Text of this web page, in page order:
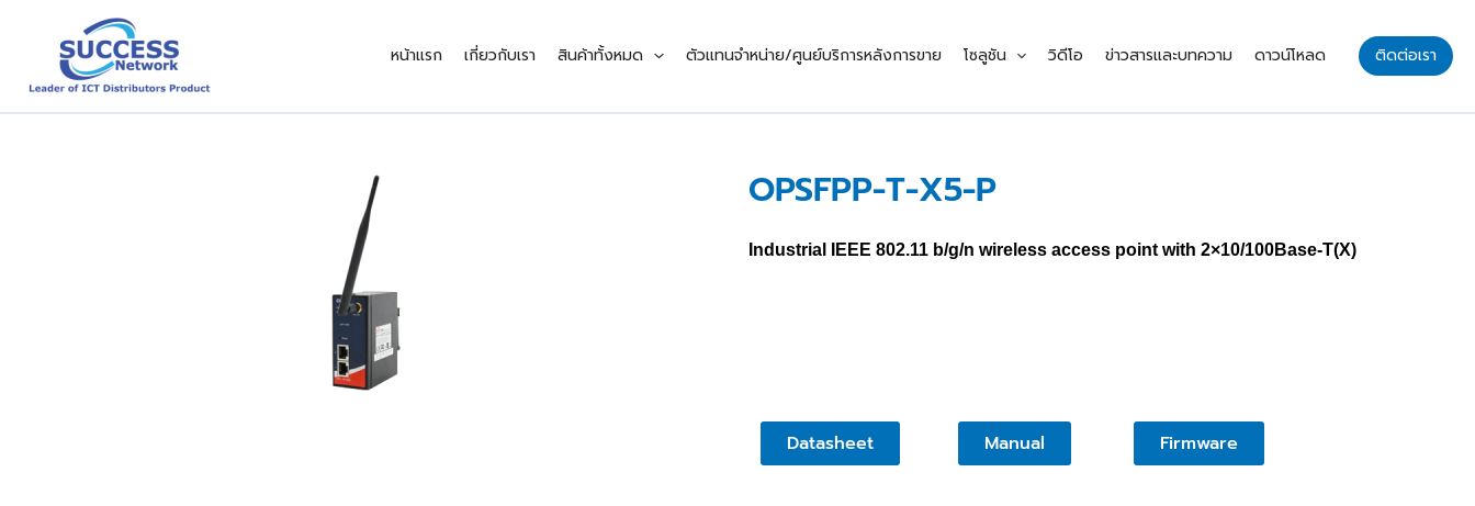
content
หน้าแรก เกี่ยวกับเรา สินค้าทั้งหมด ตัวแทนจำหน่าย/ศูนย์บริการหลังการขาย โซลูชัน วิดีโอ ข่าวสารและบทความ ดาวน์โหลด ติดต่อเรา
OPSFPP-T-X5-P
Industrial IEEE 802.11 b/g/n wireless access point with 2×10/100Base-T(X)
Datasheet Manual Firmware